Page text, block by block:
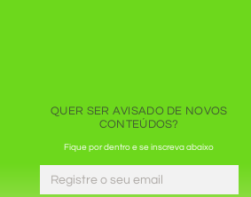
QUER SER AVISADO DE NOVOS
CONTEÚDOS?
Fique por dentro e se inscreva abaixo